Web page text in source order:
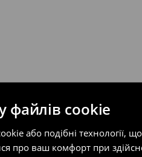
файлів cookie
або подібні технології,
про ваш комфорт при